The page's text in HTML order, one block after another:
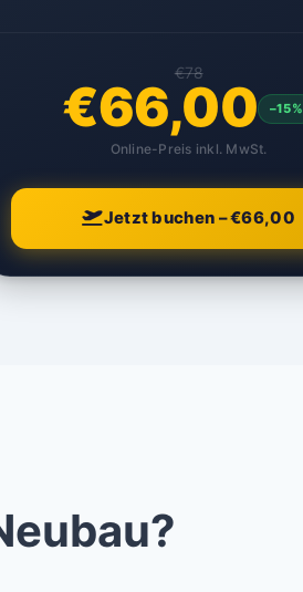
€78
€66,00 –15%
Online-Preis inkl. MwSt.
Jetzt buchen – €66,00